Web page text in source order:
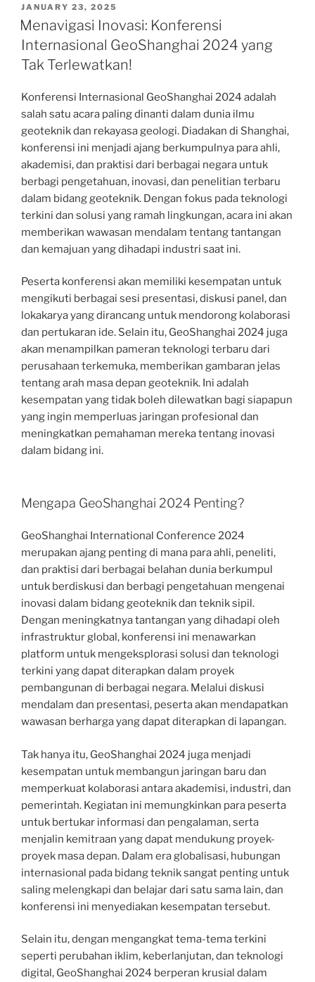
POSTED
ON
JANUARY 23, 2025
Menavigasi Inovasi: Konferensi
Internasional GeoShanghai 2024 yang
Tak Terlewatkan!
Konferensi Internasional GeoShanghai 2024 adalah
salah satu acara paling dinanti dalam dunia ilmu
geoteknik dan rekayasa geologi. Diadakan di Shanghai,
konferensi ini menjadi ajang berkumpulnya para ahli,
akademisi, dan praktisi dari berbagai negara untuk
berbagi pengetahuan, inovasi, dan penelitian terbaru
dalam bidang geoteknik. Dengan fokus pada teknologi
terkini dan solusi yang ramah lingkungan, acara ini akan
memberikan wawasan mendalam tentang tantangan
dan kemajuan yang dihadapi industri saat ini.
Peserta konferensi akan memiliki kesempatan untuk
mengikuti berbagai sesi presentasi, diskusi panel, dan
lokakarya yang dirancang untuk mendorong kolaborasi
dan pertukaran ide. Selain itu, GeoShanghai 2024 juga
akan menampilkan pameran teknologi terbaru dari
perusahaan terkemuka, memberikan gambaran jelas
tentang arah masa depan geoteknik. Ini adalah
kesempatan yang tidak boleh dilewatkan bagi siapapun
yang ingin memperluas jaringan profesional dan
meningkatkan pemahaman mereka tentang inovasi
dalam bidang ini.
Mengapa GeoShanghai 2024 Penting?
GeoShanghai International Conference 2024
merupakan ajang penting di mana para ahli, peneliti,
dan praktisi dari berbagai belahan dunia berkumpul
untuk berdiskusi dan berbagi pengetahuan mengenai
inovasi dalam bidang geoteknik dan teknik sipil.
Dengan meningkatnya tantangan yang dihadapi oleh
infrastruktur global, konferensi ini menawarkan
platform untuk mengeksplorasi solusi dan teknologi
terkini yang dapat diterapkan dalam proyek
pembangunan di berbagai negara. Melalui diskusi
mendalam dan presentasi, peserta akan mendapatkan
wawasan berharga yang dapat diterapkan di lapangan.
Tak hanya itu, GeoShanghai 2024 juga menjadi
kesempatan untuk membangun jaringan baru dan
memperkuat kolaborasi antara akademisi, industri, dan
pemerintah. Kegiatan ini memungkinkan para peserta
untuk bertukar informasi dan pengalaman, serta
menjalin kemitraan yang dapat mendukung proyek-
proyek masa depan. Dalam era globalisasi, hubungan
internasional pada bidang teknik sangat penting untuk
saling melengkapi dan belajar dari satu sama lain, dan
konferensi ini menyediakan kesempatan tersebut.
Selain itu, dengan mengangkat tema-tema terkini
seperti perubahan iklim, keberlanjutan, dan teknologi
digital, GeoShanghai 2024 berperan krusial dalam